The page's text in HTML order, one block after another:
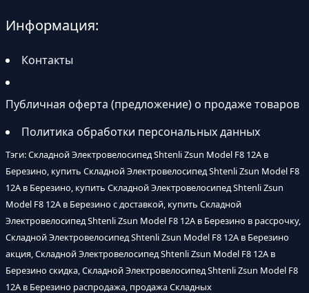
Информация:
Контакты
Публичная оферта (предложение) о продаже товаров
Политика обработки персональных данных
Тэги: Складной Электровелосипед Shtenli Zsun Model F8 12А в
Березино, купить Складной Электровелосипед Shtenli Zsun Model F8
12А в Березино, купить Складной Электровелосипед Shtenli Zsun
Model F8 12А в Березино с доставкой, купить Складной
Электровелосипед Shtenli Zsun Model F8 12А в Березино в рассрочку,
Складной Электровелосипед Shtenli Zsun Model F8 12А в Березино
акция, Складной Электровелосипед Shtenli Zsun Model F8 12А в
Березино скидка, Складной Электровелосипед Shtenli Zsun Model F8
12А в Березино распродажа, продажа Складных